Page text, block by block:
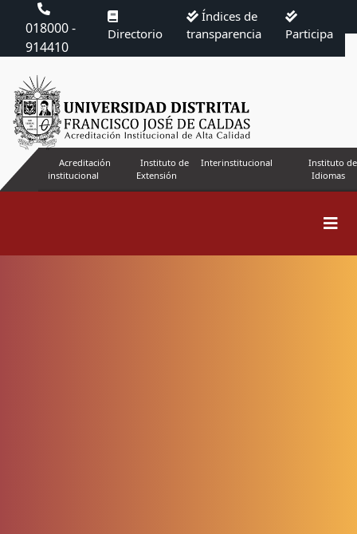
018000 -
914410
Directorio
Índices de
transparencia
Participa
Acreditación
institucional
Instituto de
Extensión
Interinstitucional
Instituto de
Idiomas